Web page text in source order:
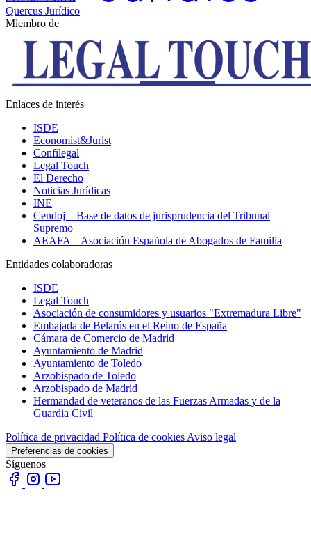
Quercus Jurídico
Miembro de
Enlaces de interés
ISDE
Economist&Jurist
Confilegal
Legal Touch
El Derecho
Noticias Jurídicas
INE
Cendoj – Base de datos de jurisprudencia del Tribunal
Supremo
AEAFA – Asociación Española de Abogados de Familia
Entidades colaboradoras
ISDE
Legal Touch
Asociación de consumidores y usuarios "Extremadura Libre"
Embajada de Belarús en el Reino de España
Cámara de Comercio de Madrid
Ayuntamiento de Madrid
Ayuntamiento de Toledo
Arzobispado de Toledo
Arzobispado de Madrid
Hermandad de veteranos de las Fuerzas Armadas y de la
Guardia Civil
Política de privacidad Política de cookies Aviso legal
Preferencias de cookies
Síguenos